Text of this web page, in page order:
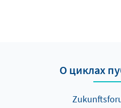
О циклах